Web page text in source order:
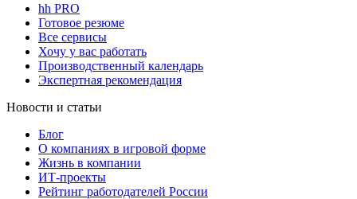
hh PRO
Готовое резюме
Все сервисы
Хочу у вас работать
Производственный календарь
Экспертная рекомендация
Новости и статьи
Блог
О компаниях в игровой форме
Жизнь в компании
ИТ-проекты
Рейтинг работодателей России